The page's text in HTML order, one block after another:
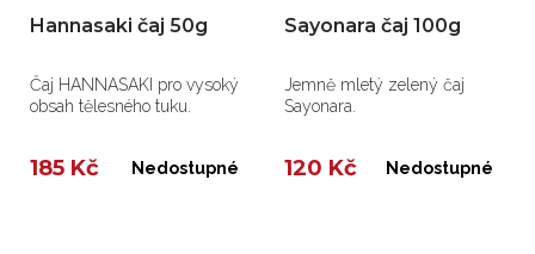
Hannasaki čaj 50g
Čaj HANNASAKI pro vysoký
obsah tělesného tuku.
185 Kč Nedostupné
Sayonara čaj 100g
Jemně mletý zelený čaj
Sayonara.
120 Kč Nedostupné